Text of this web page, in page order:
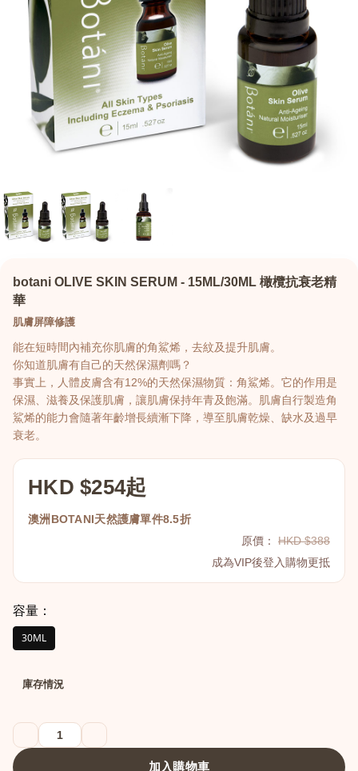
botani OLIVE SKIN SERUM - 15ML/30ML 橄欖抗衰老精
華
肌膚屏障修護
能在短時間內補充你肌膚的角鯊烯，去紋及提升肌膚。
你知道肌膚有自己的天然保濕劑嗎？
事實上，人體皮膚含有12%的天然保濕物質：角鯊烯。它的作用是
保濕、滋養及保護肌膚，讓肌膚保持年青及飽滿。肌膚自行製造角
鯊烯的能力會隨著年齡增長續漸下降，導至肌膚乾燥、缺水及過早
衰老。
HKD $254起
澳洲BOTANI天然護膚單件8.5折
原價：
HKD $388
成為VIP後登入購物更抵
容量：
30ML
庫存情況
加入購物車